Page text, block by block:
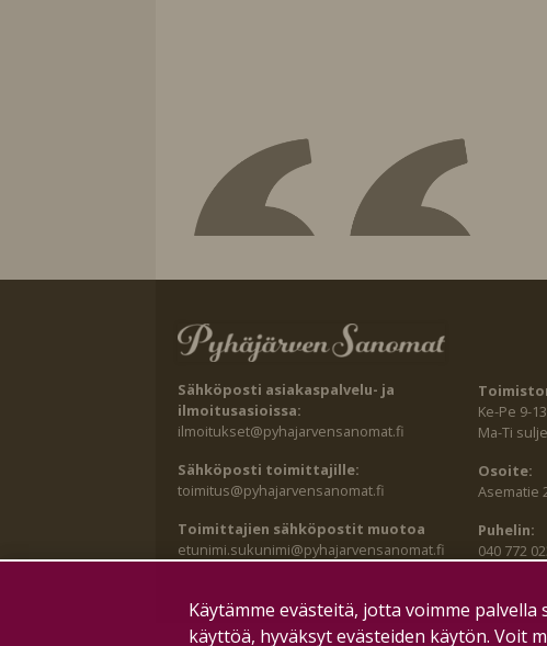
Sähköposti asiakaspalvelu- ja
ilmoitusasioissa:
ilmoitukset@pyhajarvensanomat.fi
Sähköposti toimittajille:
toimitus@pyhajarvensanomat.fi
Toimittajien sähköpostit muotoa
etunimi.sukunimi@pyhajarvensanomat.fi
Ke-Pe 9-13
Ma-Ti
Osoite:
Asematie
Puhelin:
040 772
Käytämme evästeitä, jotta voimme
käyttöä, hyväksyt evästeiden käytön. Voit